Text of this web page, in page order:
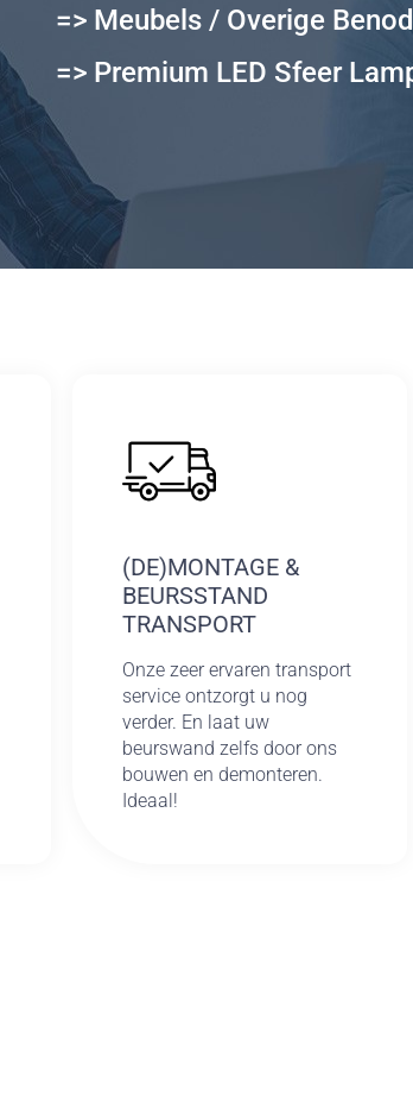
=> Meubels / Overige
=> Premium LED Sfeer
(DE)MONTAGE &
BEURSSTAND
TRANSPORT
Onze zeer ervaren transport
service ontzorgt u nog
verder. En laat uw
beurswand zelfs door ons
bouwen en demonteren.
Ideaal!